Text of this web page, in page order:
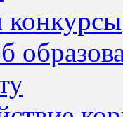
конкурсы